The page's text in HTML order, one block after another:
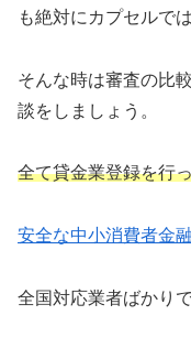
も絶対にカプセルで
そんな時は審査の比
談をしましょう。
全て貸金業登録を行
安全な中小消費者金
全国対応業者ばかり